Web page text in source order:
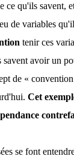
ce qu'ils savent,
de variables
tenir ces
avoir un
de «
Cet
se font